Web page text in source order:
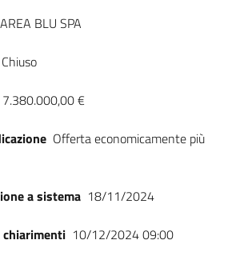
AREA BLU SPA
Chiuso
7.380.000,00 €
Offerta economicamente più
a sistema 18/11/2024
chiarimenti 10/12/2024 09:00